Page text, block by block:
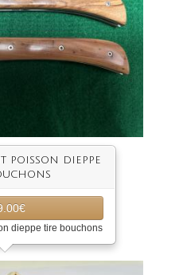
poisson dieppe
dieppe tire bouchons